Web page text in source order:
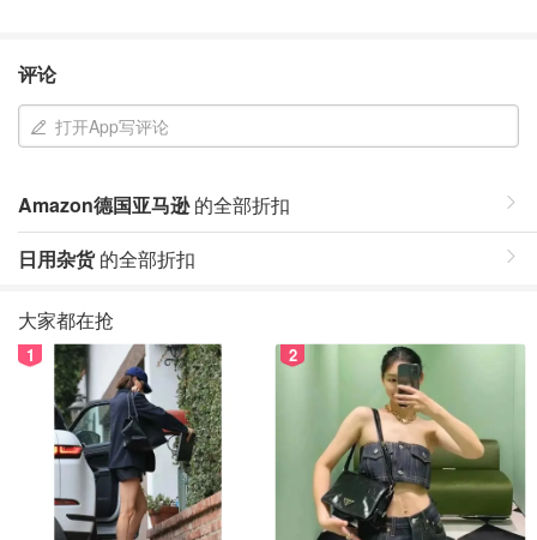
评论
打开App写评论
Amazon德国亚马逊的全部折扣
日用杂货的全部折扣
大家都在抢
1 2